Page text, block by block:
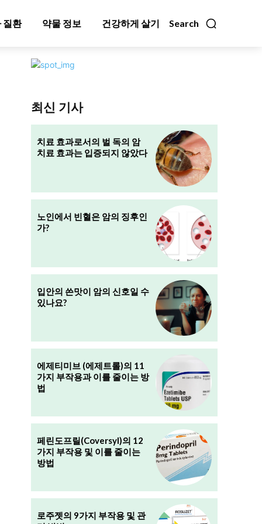
Search
질환 약물 정보 건강하게 살기
최신 기사
치료 효과로서의 벌 독의 암
치료 효과는 입증되지 않았다
노인에서 빈혈은 암의 징후인
가?
입안의 쓴맛이 암의 신호일 수
있나요?
에제티미브 (에제트롤)의 11
가지 부작용과 이를 줄이는 방
법
페린도프릴(Coversyl)의 12
가지 부작용 및 이를 줄이는
방법
로주젯의 9가지 부작용 및 관